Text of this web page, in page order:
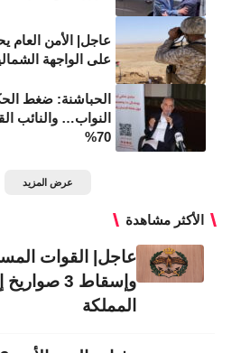
عاجل| الأمن العام
على الواجهة
الحباشنة: ضغط
النواب… والنائب
70%
عرض المزيد
الأكثر مشاهدة
عاجل| القوات
وإسقاط 3
المملكة